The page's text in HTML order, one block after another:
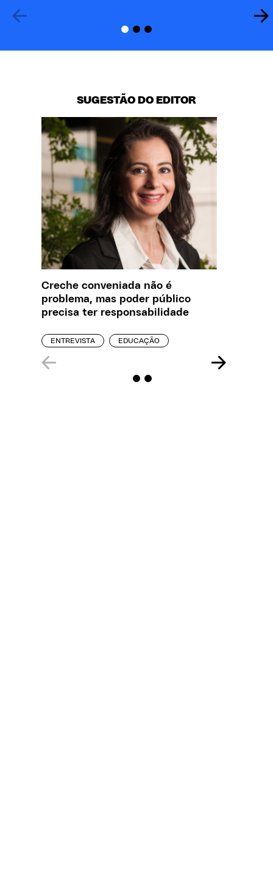
SUGESTÃO DO EDITOR
Creche conveniada não é
problema, mas poder público
precisa ter responsabilidade
ENTREVISTA EDUCAÇÃO